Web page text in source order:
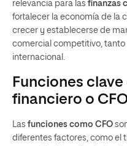
relevancia para las finanzas
fortalecer la economía de la
crecer y establecerse de
comercial competitivo, tanto
internacional.
Funciones
financiero o
Las funciones como CFO
diferentes factores, como el